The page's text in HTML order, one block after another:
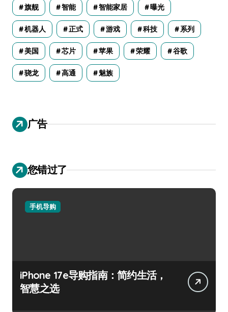
旗舰 智能 智能家居 曝光
机器人 正式 游戏 科技 系列
美国 芯片 苹果 荣耀 谷歌
骁龙 高通 魅族
广告
您错过了
手机导购
iPhone 17e导购指南：简约生活，
智慧之选